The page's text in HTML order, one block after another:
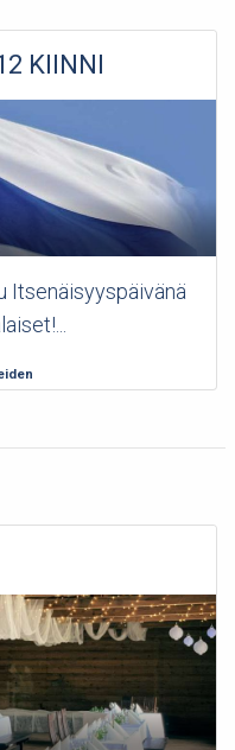
KIINNI
Itsenäisyyspäivänä